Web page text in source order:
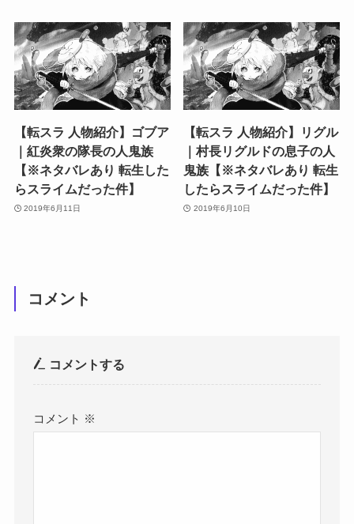
【転スラ 人物紹介】ゴブア
｜紅炎衆の隊長の人鬼族
【※ネタバレあり 転生した
らスライムだった件】
2019年6月11日
【転スラ 人物紹介】リグル
｜村長リグルドの息子の人
鬼族【※ネタバレあり 転生
したらスライムだった件】
2019年6月10日
コメント
コメントする
コメント ※